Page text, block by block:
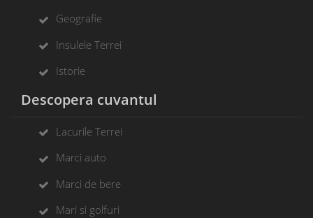
Geografie
Insulele Terrei
Istorie
Descopera cuvantul
Lacurile Terrei
Marci auto
Marci de bere
Mari si golfuri